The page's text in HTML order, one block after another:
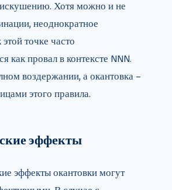
Хотя можно и не
неоднократное
точке часто
как провал в контексте NNN.
воздержании, а окантовка –
этого правила.
эффекты
эффекты окантовки могут